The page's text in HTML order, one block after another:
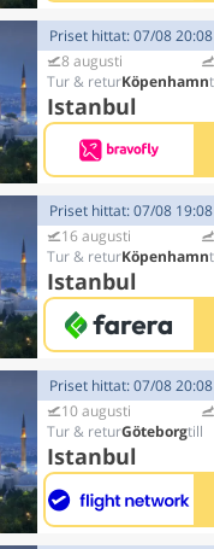
Priset hittat: 07/08 20:08
8 augusti
Köpenhamn
Istanbul
Priset hittat: 07/08 19:08
16 augusti
Köpenhamn
Istanbul
Priset hittat: 07/08 20:08
10 augusti
Göteborg
Istanbul